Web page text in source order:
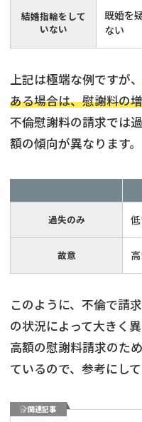
結婚指輪をして
いない
既婚を
ない
上記は極端な例ですが、
ある場合は、慰謝料の
不倫慰謝料の請求では
額の傾向が異なります。
過失のみ
故意
このように、不倫で請
の状況によって大きく
高額の慰謝料請求のた
ているので、参考にして
関連記事